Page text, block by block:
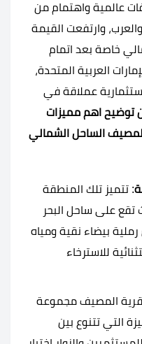
عالمية واهتمام من
وارتفعت القيمة
خاصة بعد اتمام
العربية المتحدة،
عملاقة في
توضيح اهم مميزات
الساحل الشمالي
: تتميز تلك المنطقة
تقع على ساحل البحر
بيضاء نقية ومياه
للاسترخاء
المصيف مجموعة
التي تتنوع بين